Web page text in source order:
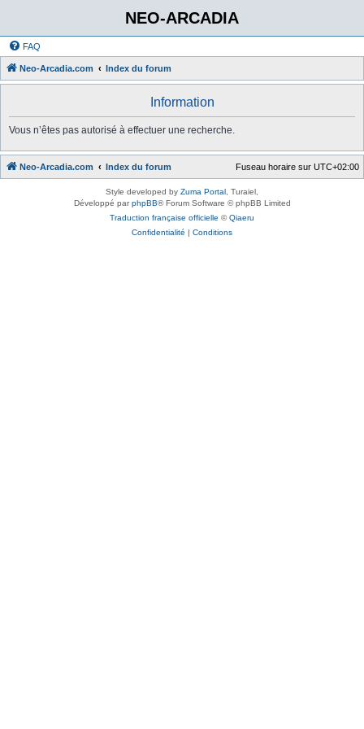
NEO-ARCADIA
FAQ
Neo-Arcadia.com Index du forum
Information
Vous n’êtes pas autorisé à effectuer une recherche.
Neo-Arcadia.com Index du forum Fuseau horaire sur UTC+02:00
Style developed by Zuma Portal , Turaiel,
Développé parphpBB® Forum Software © phpBB Limited
Traduction française officielle ©Qiaeru
Confidentialité | Conditions